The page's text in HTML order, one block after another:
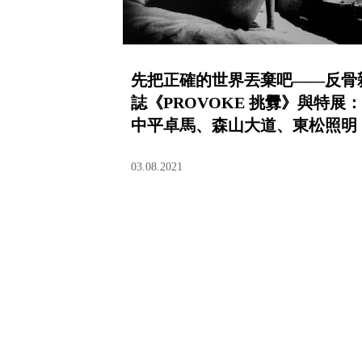
先把正確的世界丟棄吧——反骨
誌《PROVOKE 挑釁》與特展：
中平卓馬、森山大道、東松照明
03.08.2021